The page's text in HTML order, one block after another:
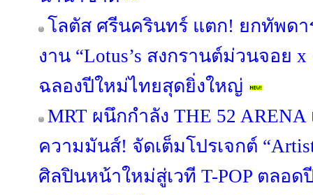
โลตัส ศรีนครินทร์ แตก! ยกทัพดา
งาน “Lotus’s สงกรานต์ม่วนจอย
ฉลองปีใหม่ไทยสุดยิ่งใหญ่
MRT ผนึกกำลัง THE 52
ความมันส์! จัดเต็มโปรเจกต์
ศิลปินหน้าใหม่สู่เวที T-POP ตลอด